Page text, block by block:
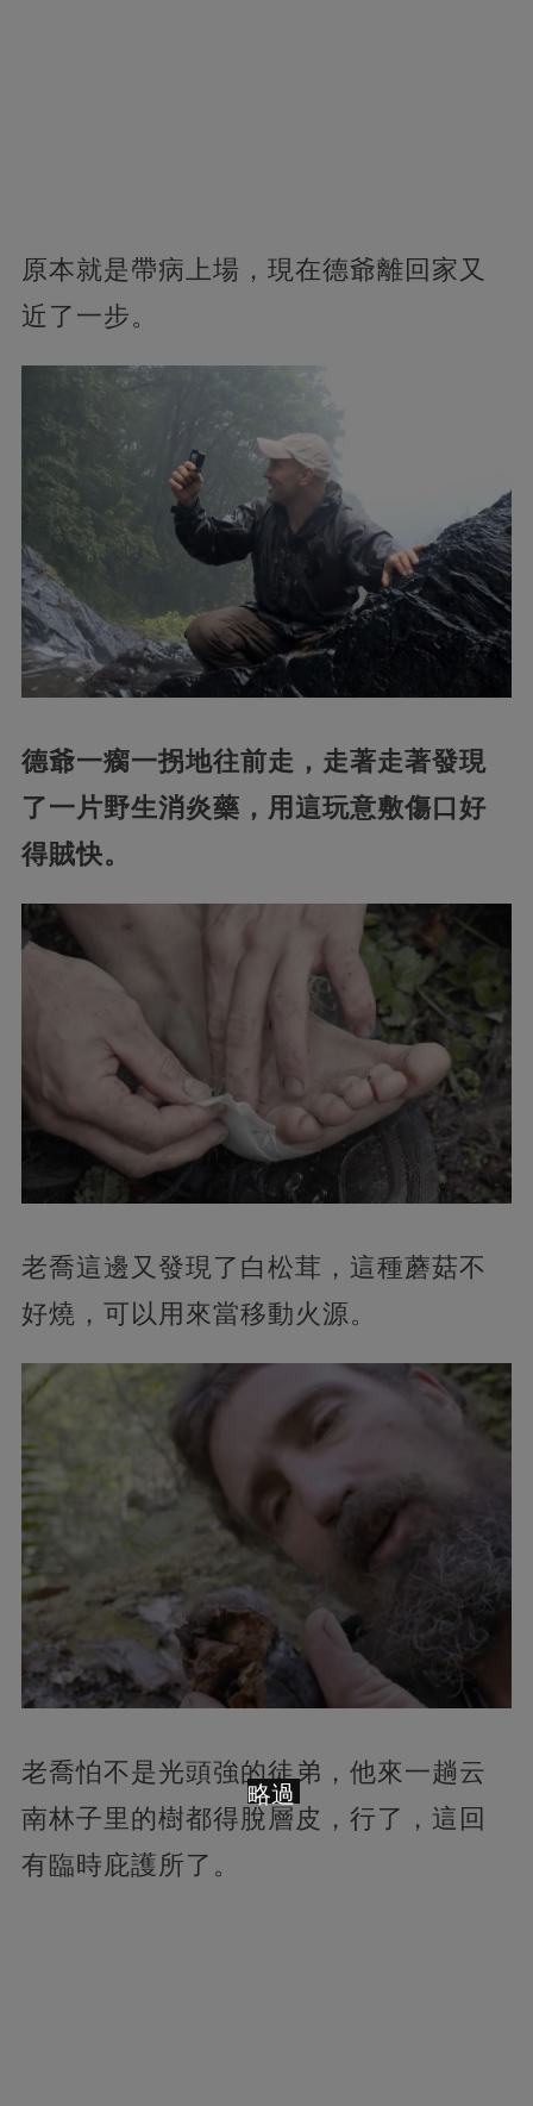
原本就是帶病上場，現在德爺離回家又
近了一步。
德爺一瘸一拐地往前走，走著走著發現
了一片野生消炎藥，用這玩意敷傷口好
得賊快。
老喬這邊又發現了白松茸，這種蘑菇不
好燒，可以用來當移動火源。
老喬怕不是光頭強的徒弟，他來一趟云
南林子里的樹都得脫層皮，行了，這回
有臨時庇護所了。
略過